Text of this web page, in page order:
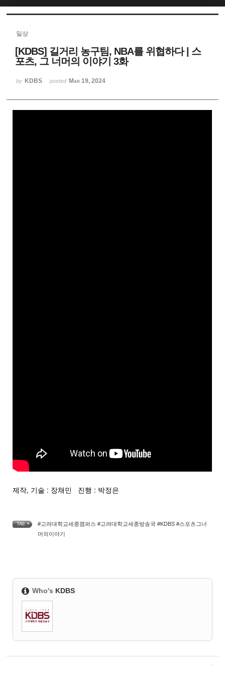
일상
[KDBS] 길거리 농구팀, NBA를 위협하다 | 스
포츠, 그 너머의 이야기 3화
by KDBS posted Mar 19, 2024
제작, 기술 : 장채민 진행 : 박정은
TAG •
#고려대학교세종캠퍼스 #고려대학교세종방송국 #KDBS #스포츠그너
머의이야기
Who's KDBS
Sketchbook5, 스케치북5
Sketchbook5, 스케치북5